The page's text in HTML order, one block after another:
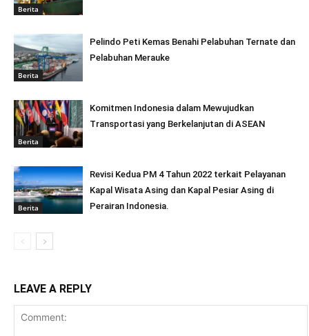
Berita
Berita
Pelindo Peti Kemas Benahi Pelabuhan Ternate dan
Pelabuhan Merauke
Berita
Komitmen Indonesia dalam Mewujudkan
Transportasi yang Berkelanjutan di ASEAN
Berita
Revisi Kedua PM 4 Tahun 2022 terkait Pelayanan
Kapal Wisata Asing dan Kapal Pesiar Asing di
Perairan Indonesia.
LEAVE A REPLY